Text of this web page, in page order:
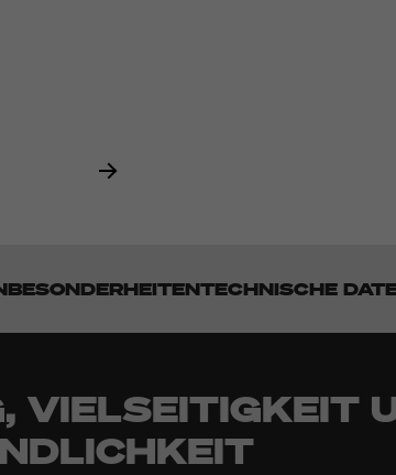
BESONDERHEITENTECHNISCHE
VIELSEITIGKEIT